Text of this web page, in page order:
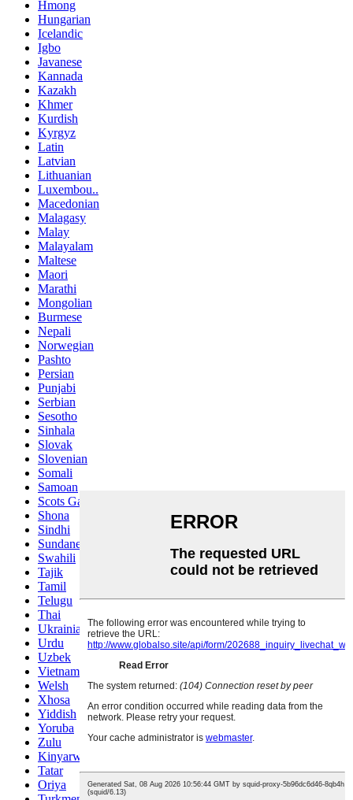
Hmong
Hungarian
Icelandic
Igbo
Javanese
Kannada
Kazakh
Khmer
Kurdish
Kyrgyz
Latin
Latvian
Lithuanian
Luxembou..
Macedonian
Malagasy
Malay
Malayalam
Maltese
Maori
Marathi
Mongolian
Burmese
Nepali
Norwegian
Pashto
Persian
Punjabi
Serbian
Sesotho
Sinhala
Slovak
Slovenian
Somali
Samoan
Scots Gaelic
Shona
Sindhi
Sundanese
Swahili
Tajik
Tamil
Telugu
Thai
Ukrainian
Urdu
Uzbek
Vietnamese
Welsh
Xhosa
Yiddish
Yoruba
Zulu
Kinyarwanda
Tatar
Oriya